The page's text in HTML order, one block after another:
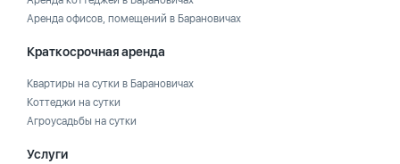
Аренда офисов, помещений в Барановичах
Краткосрочная аренда
Квартиры на сутки в Барановичах
Коттеджи на сутки
Агроусадьбы на сутки
Услуги